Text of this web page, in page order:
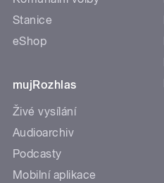
Stanice
eShop
mujRozhlas
Živé vysílání
Audioarchiv
Podcasty
Mobilní aplikace